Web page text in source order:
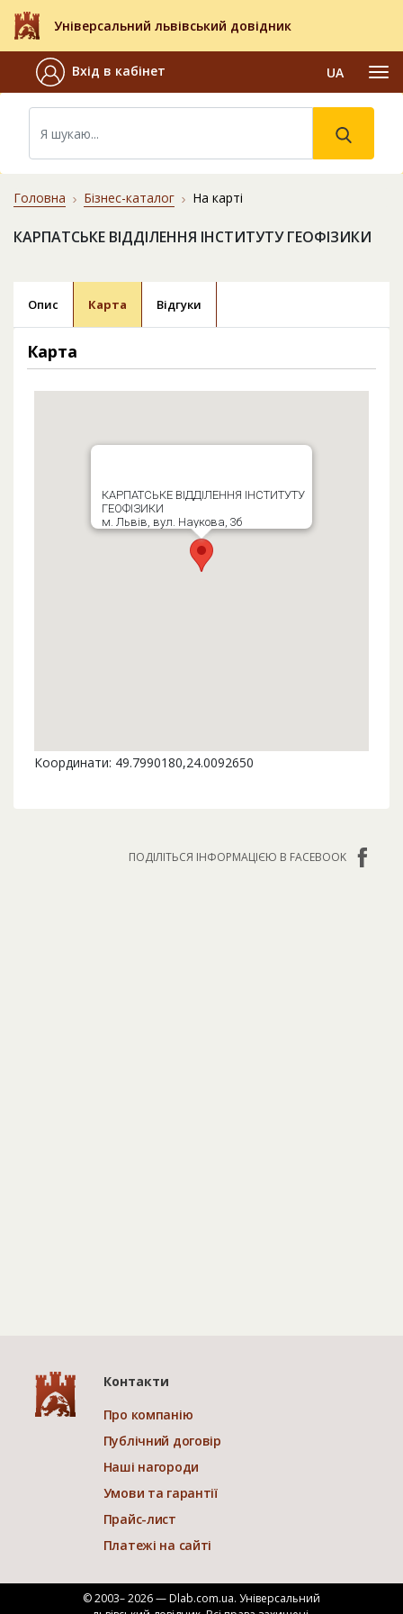
Універсальний львівський довідник
Вхід в кабінет UA
Головна Бізнес-каталог На карті
КАРПАТСЬКЕ ВІДДІЛЕННЯ ІНСТИТУТУ ГЕОФІЗИКИ
Опис Карта Відгуки
Карта
КАРПАТСЬКЕ ВІДДІЛЕННЯ ІНСТИТУТУ
ГЕОФІЗИКИ
м. Львів, вул. Наукова, 3б
Координати: 49.7990180,24.0092650
ПОДІЛІТЬСЯ ІНФОРМАЦІЄЮ В FACEBOOK
Контакти
Про компанію
Публічний договір
Наші нагороди
Умови та гарантії
Прайс-лист
Платежі на сайті
© 2003– 2026 — Dlab.com.ua. Універсальний